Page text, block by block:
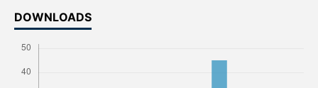
DOWNLOADS